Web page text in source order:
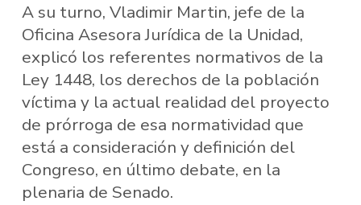
A su turno, Vladimir Martin, jefe de la
Oficina Asesora Jurídica de la Unidad,
explicó los referentes normativos de la
Ley 1448, los derechos de la población
víctima y la actual realidad del proyecto
de prórroga de esa normatividad que
está a consideración y definición del
Congreso, en último debate, en la
plenaria de Senado.